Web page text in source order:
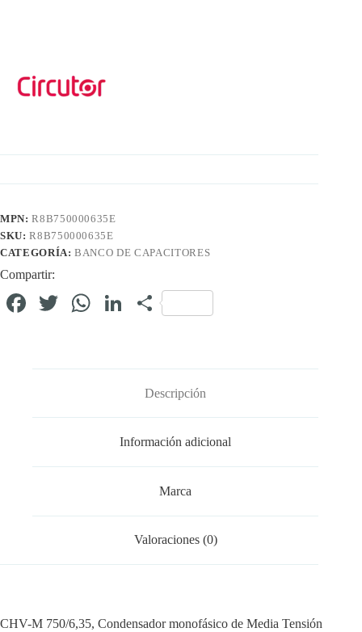
MPN:R8B750000635E
SKU:R8B750000635E
CATEGORÍA:BANCO DE CAPACITORES
Compartir:
Fa T
W
Li C
rti
r
Descripción
Información adicional
Marca
Valoraciones (0)
CHV-M 750/6,35, Condensador monofásico de Media Tensión